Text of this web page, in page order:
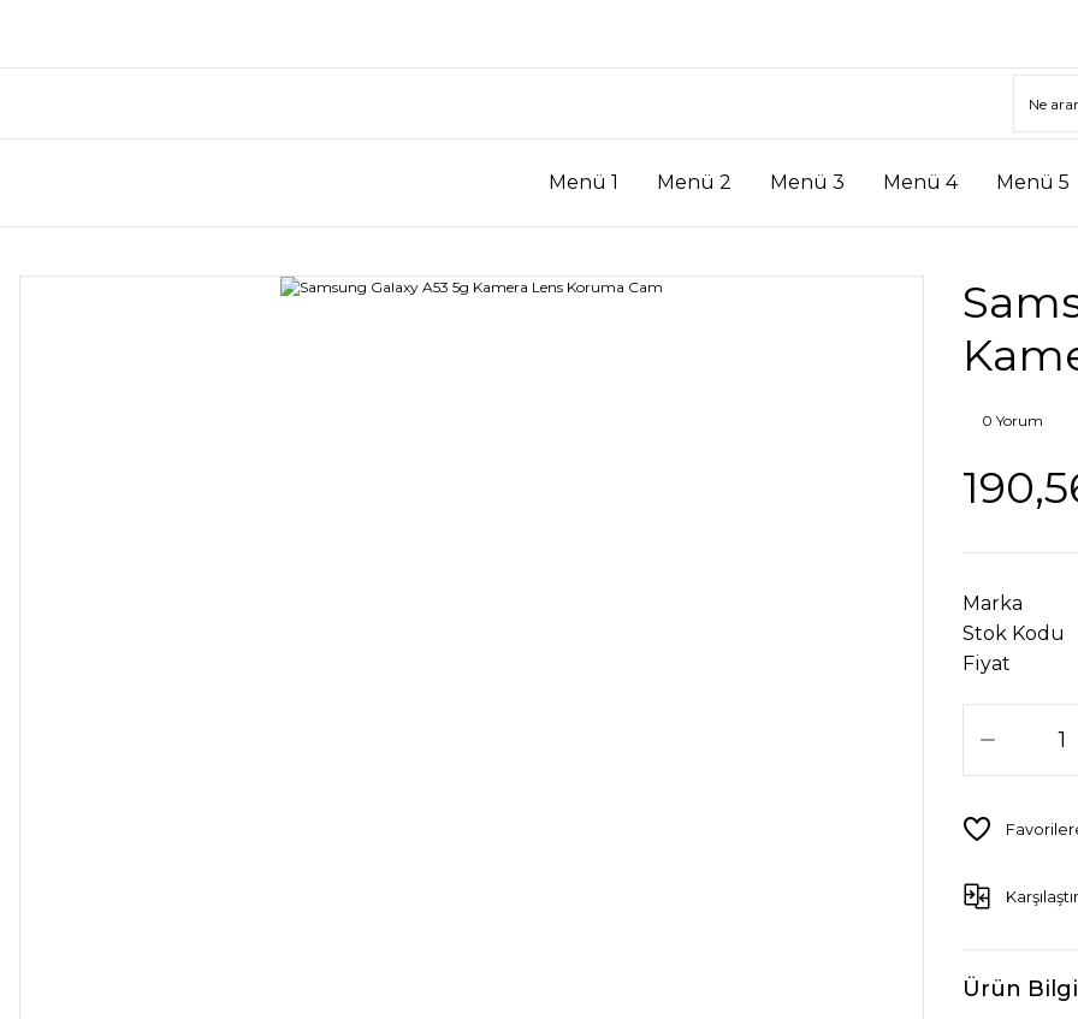
Menü 1 Menü 2 Menü 3 Menü 4 Menü 5
0 Yorum
Marka
Stok Kodu
Fiyat
Karşılaştır
Ürün